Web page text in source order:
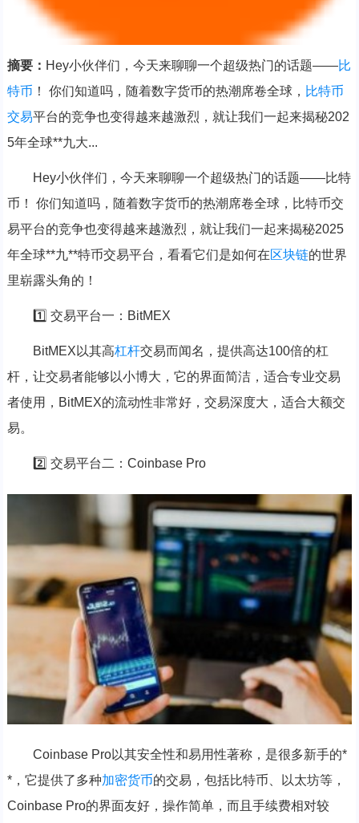
摘要： Hey小伙伴们，今天来聊聊一个超级热门的话题——比
特币 ！ 你们知道吗，随着数字货币的热潮席卷全球， 比特币
交易平台的竞争也变得越来越激烈，就让我们一起来揭秘202
5年全球**九大...
Hey小伙伴们，今天来聊聊一个超级热门的话题——比特
币！ 你们知道吗，随着数字货币的热潮席卷全球，比特币交
易平台的竞争也变得越来越激烈，就让我们一起来揭秘2025
年全球**九**特币交易平台，看看它们是如何在区块链的世界
里崭露头角的！
1️⃣ 交易平台一：BitMEX
BitMEX以其高杠杆交易而闻名，提供高达100倍的杠
杆，让交易者能够以小博大，它的界面简洁，适合专业交易
者使用，BitMEX的流动性非常好，交易深度大，适合大额交
易。
2️⃣ 交易平台二：Coinbase Pro
Coinbase Pro以其安全性和易用性著称，是很多新手的*
*，它提供了多种加密货币的交易，包括比特币、以太坊等，
Coinbase Pro的界面友好，操作简单，而且手续费相对较